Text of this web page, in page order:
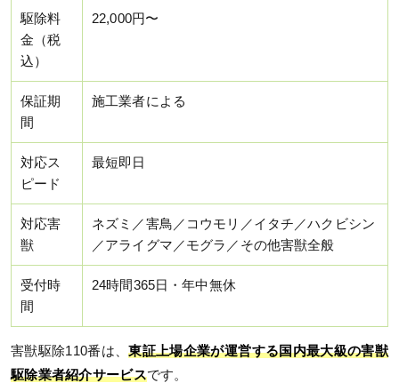
駆除料
金（税
込）
22,000円〜
保証期
間
施工業者による
対応ス
ピード
最短即日
対応害
獣
ネズミ／害鳥／コウモリ／イタチ／ハクビシン
／アライグマ／モグラ／その他害獣全般
受付時
間
24時間365日・年中無休
害獣駆除110番は、東証上場企業が運営する国内最大級の害獣
駆除業者紹介サービスです。